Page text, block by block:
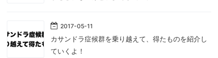
2017-05-11
カサンドラ症候群を乗り越えて、得たものを紹介し
ていくよ！